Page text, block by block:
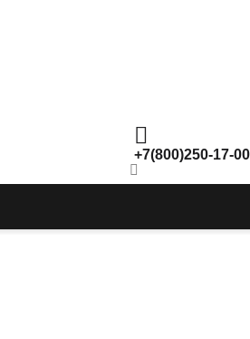
+7(800)250-17-00